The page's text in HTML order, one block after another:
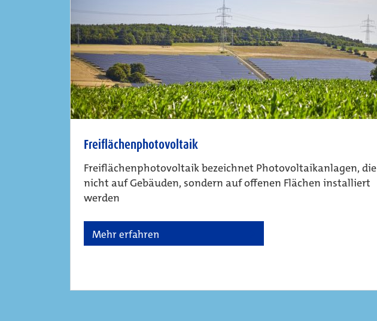
Freiflächenphotovoltaik
Freiflächenphotovoltaik bezeichnet Photovoltaikanlagen, die
nicht auf Gebäuden, sondern auf offenen Flächen installiert
werden
Mehr erfahren